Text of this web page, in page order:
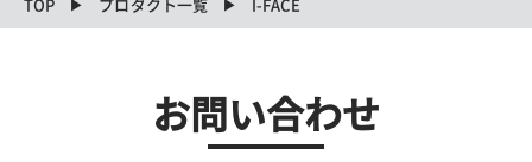
お問い合わせ